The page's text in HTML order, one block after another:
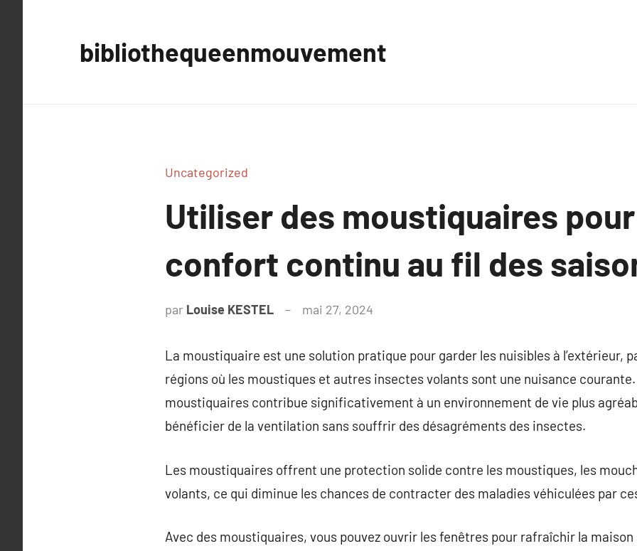
bibliothequeenmouvement
Uncategorized
Utiliser des moustiquaires
confort continu au fil des
par Louise KESTEL mai 27, 2024
La moustiquaire est une solution pratique pour garder les nuisibles à l’extérieur,
régions où les moustiques et autres insectes volants sont une nuisance
moustiquaires contribue significativement à un environnement de vie plus
bénéficier de la ventilation sans souffrir des désagréments des insectes.
Les moustiquaires offrent une protection solide contre les moustiques, les
volants, ce qui diminue les chances de contracter des maladies véhiculées par
Avec des moustiquaires, vous pouvez ouvrir les fenêtres pour rafraîchir la